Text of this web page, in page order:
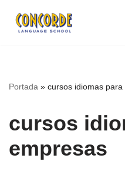
Saltar
Portada » cursos idiomas
cursos
empresas